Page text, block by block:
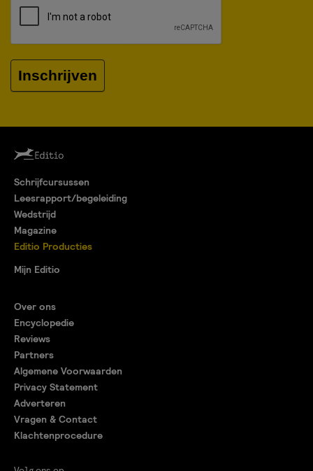
Inschrijven
Schrijfcursussen
Leesrapport/begeleiding
Wedstrijd
Magazine
Editio Producties
Mijn Editio
Over ons
Encyclopedie
Reviews
Partners
Algemene Voorwaarden
Privacy Statement
Adverteren
Vragen & Contact
Klachtenprocedure